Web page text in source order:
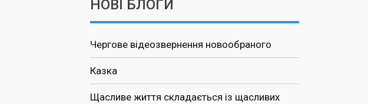
НОВІ БЛОГИ
Чергове відеозвернення новообраного
Казка
Щасливе життя складається із щасливих